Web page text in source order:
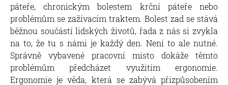
páteře, chronickým bolestem krční páteře nebo
problémům se zažívacím traktem. Bolest zad se stává
běžnou součástí lidských životů, řada z nás si zvykla
na to, že tu s námi je každý den. Není to ale nutné.
Správně vybavené pracovní místo dokáže těmto
problémům předcházet využitím ergonomie.
Ergonomie je věda, která se zabývá přizpůsobením